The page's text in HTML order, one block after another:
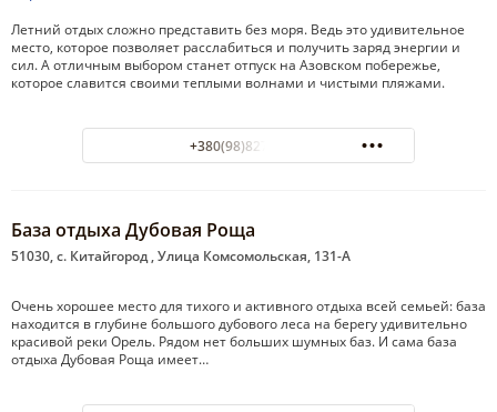
Летний отдых сложно представить без моря. Ведь это удивительное
место, которое позволяет расслабиться и получить заряд энергии и
сил. А отличным выбором станет отпуск на Азовском побережье,
которое славится своими теплыми волнами и чистыми пляжами.
+380(98)827-98-94
База отдыха Дубовая Роща
51030, с. Китайгород , Улица Комсомольская, 131-А
Очень хорошее место для тихого и активного отдыха всей семьей: база
находится в глубине большого дубового леса на берегу удивительно
красивой реки Орель. Рядом нет больших шумных баз. И сама база
отдыха Дубовая Роща имеет…